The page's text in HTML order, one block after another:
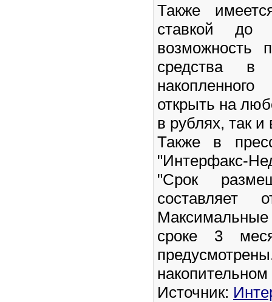
Также
ставкой до
возможность
средства
открыть на
в рублях, так
Также в
"Интерфакс-
"Срок
сроке 3
Источник: